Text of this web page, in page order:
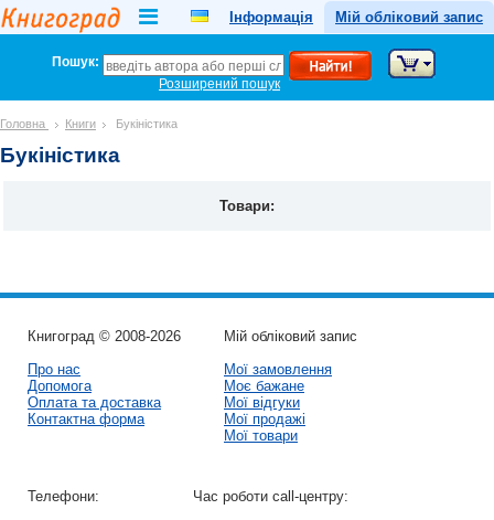
Інформація Мій обліковий запис
Пошук:
Розширений пошук
Головна Книги Букіністика
Букіністика
Товари:
Книгоград © 2008-2026
Про нас
Допомога
Оплата та доставка
Контактна форма
Мій обліковий запис
Мої замовлення
Моє бажане
Мої відгуки
Мої продажі
Мої товари
Телефони:
Час роботи call-центру: